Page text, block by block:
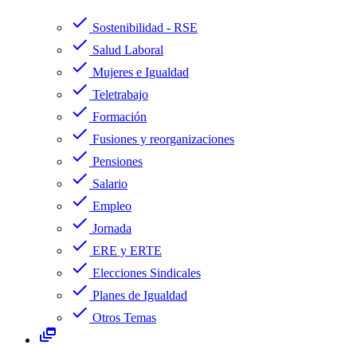
check Sostenibilidad - RSE
check Salud Laboral
check Mujeres e Igualdad
check Teletrabajo
check Formación
check Fusiones y reorganizaciones
check Pensiones
check Salario
check Empleo
check Jornada
check ERE y ERTE
check Elecciones Sindicales
check Planes de Igualdad
check Otros Temas
dynamic_feed